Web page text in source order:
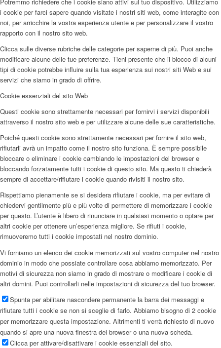
i cookie per farci sapere quando visitate i nostri siti web, come interagite con
noi, per arricchire la vostra esperienza utente e per personalizzare il vostro
rapporto con il nostro sito web.
Clicca sulle diverse rubriche delle categorie per saperne di più. Puoi anche
modificare alcune delle tue preferenze. Tieni presente che il blocco di alcuni
tipi di cookie potrebbe influire sulla tua esperienza sui nostri siti Web e sui
servizi che siamo in grado di offrire.
Cookie essenziali del sito Web
Questi cookie sono strettamente necessari per fornirvi i servizi disponibili
attraverso il nostro sito web e per utilizzare alcune delle sue caratteristiche.
Poiché questi cookie sono strettamente necessari per fornire il sito web,
rifiutarli avrà un impatto come il nostro sito funziona. È sempre possibile
bloccare o eliminare i cookie cambiando le impostazioni del browser e
bloccando forzatamente tutti i cookie di questo sito. Ma questo ti chiederà
sempre di accettare/rifiutare i cookie quando rivisiti il nostro sito.
Rispettiamo pienamente se si desidera rifiutare i cookie, ma per evitare di
chiedervi gentilmente più e più volte di permettere di memorizzare i cookie
per questo. L’utente è libero di rinunciare in qualsiasi momento o optare per
altri cookie per ottenere un’esperienza migliore. Se rifiuti i cookie,
rimuoveremo tutti i cookie impostati nel nostro dominio.
Vi forniamo un elenco dei cookie memorizzati sul vostro computer nel nostro
dominio in modo che possiate controllare cosa abbiamo memorizzato. Per
motivi di sicurezza non siamo in grado di mostrare o modificare i cookie di
altri domini. Puoi controllarli nelle impostazioni di sicurezza del tuo browser.
Spunta per abilitare nascondere permanente la barra dei messaggi e
rifiutare tutti i cookie se non si sceglie di farlo. Abbiamo bisogno di 2 cookie
per memorizzare questa impostazione. Altrimenti ti verrà richiesto di nuovo
quando si apre una nuova finestra del browser o una nuova scheda.
Clicca per attivare/disattivare i cookie essenziali del sito.